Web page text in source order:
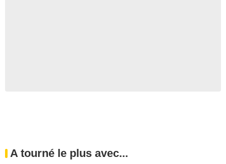
A tourné le plus avec...